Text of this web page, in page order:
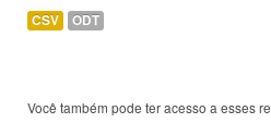
CSV ODT
Você também pode ter acesso a esses